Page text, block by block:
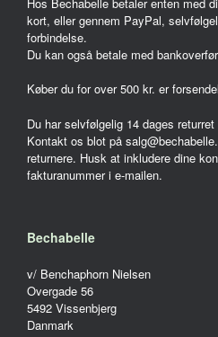
kort, eller gennem PayPal,
forbindelse.
Du kan også betale med
Køber du for over 500 kr. er
Du har selvfølgelig 14 dages
Kontakt os blot på
returnere. Husk at inkludere dine
fakturanummer i e-mailen.
Bechabelle
v/ Benchaphorn Nielsen
Overgade 56
5492 Vissenbjerg
Danmark